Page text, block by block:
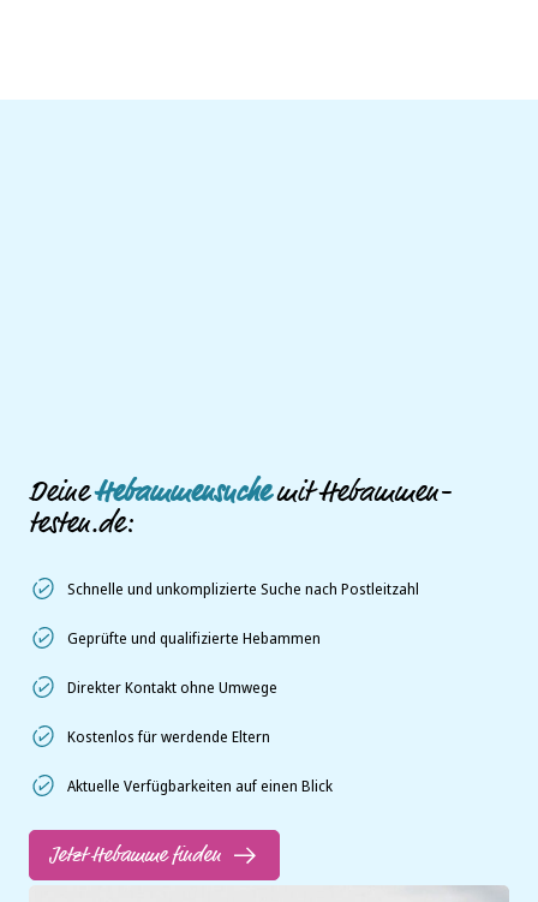
DeineHebammensuchemit Hebammen-
testen.de:
Schnelle und unkomplizierte Suche nach Postleitzahl
Geprüfte und qualifizierte Hebammen
Direkter Kontakt ohne Umwege
Kostenlos für werdende Eltern
Aktuelle Verfügbarkeiten auf einen Blick
Jetzt Hebamme finden